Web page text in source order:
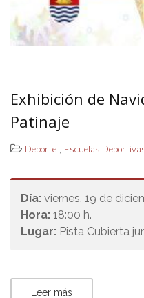
Exhibición de
Patinaje
Deporte , Escuelas
Día: viernes, 19 de
Hora: 18:00 h.
Lugar: Pista Cubierta
Leer más